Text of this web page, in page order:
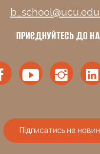
ПРИЄДНУЙТЕСЬ ДО
Підписатись на